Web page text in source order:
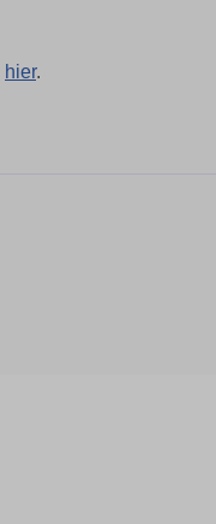
hier.